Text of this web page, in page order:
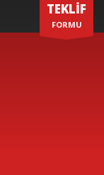
TEKLİF
FORMU